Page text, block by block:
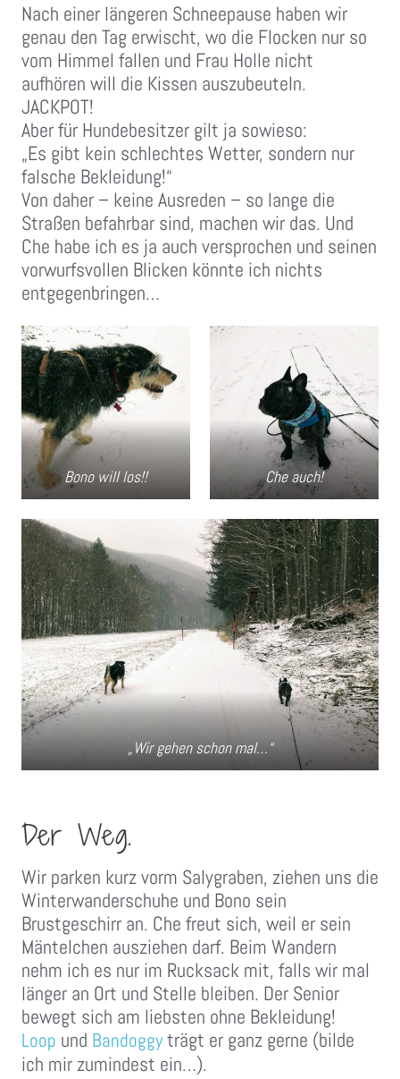
Nach einer längeren Schneepause haben wir
genau den Tag erwischt, wo die Flocken nur so
vom Himmel fallen und Frau Holle nicht
aufhören will die Kissen auszubeuteln.
JACKPOT!
Aber für Hundebesitzer gilt ja sowieso:
„Es gibt kein schlechtes Wetter, sondern nur
falsche Bekleidung!“
Von daher – keine Ausreden – so lange die
Straßen befahrbar sind, machen wir das. Und
Che habe ich es ja auch versprochen und seinen
vorwurfsvollen Blicken könnte ich nichts
entgegenbringen…
Bono will los!! Che auch!
„Wir gehen schon mal…“
Der Weg.
Wir parken kurz vorm Salygraben, ziehen uns die
Winterwanderschuhe und Bono sein
Brustgeschirr an. Che freut sich, weil er sein
Mäntelchen ausziehen darf. Beim Wandern
nehm ich es nur im Rucksack mit, falls wir mal
länger an Ort und Stelle bleiben. Der Senior
bewegt sich am liebsten ohne Bekleidung!
Loop und Bandoggyträgt er ganz gerne (bilde
ich mir zumindest ein…).